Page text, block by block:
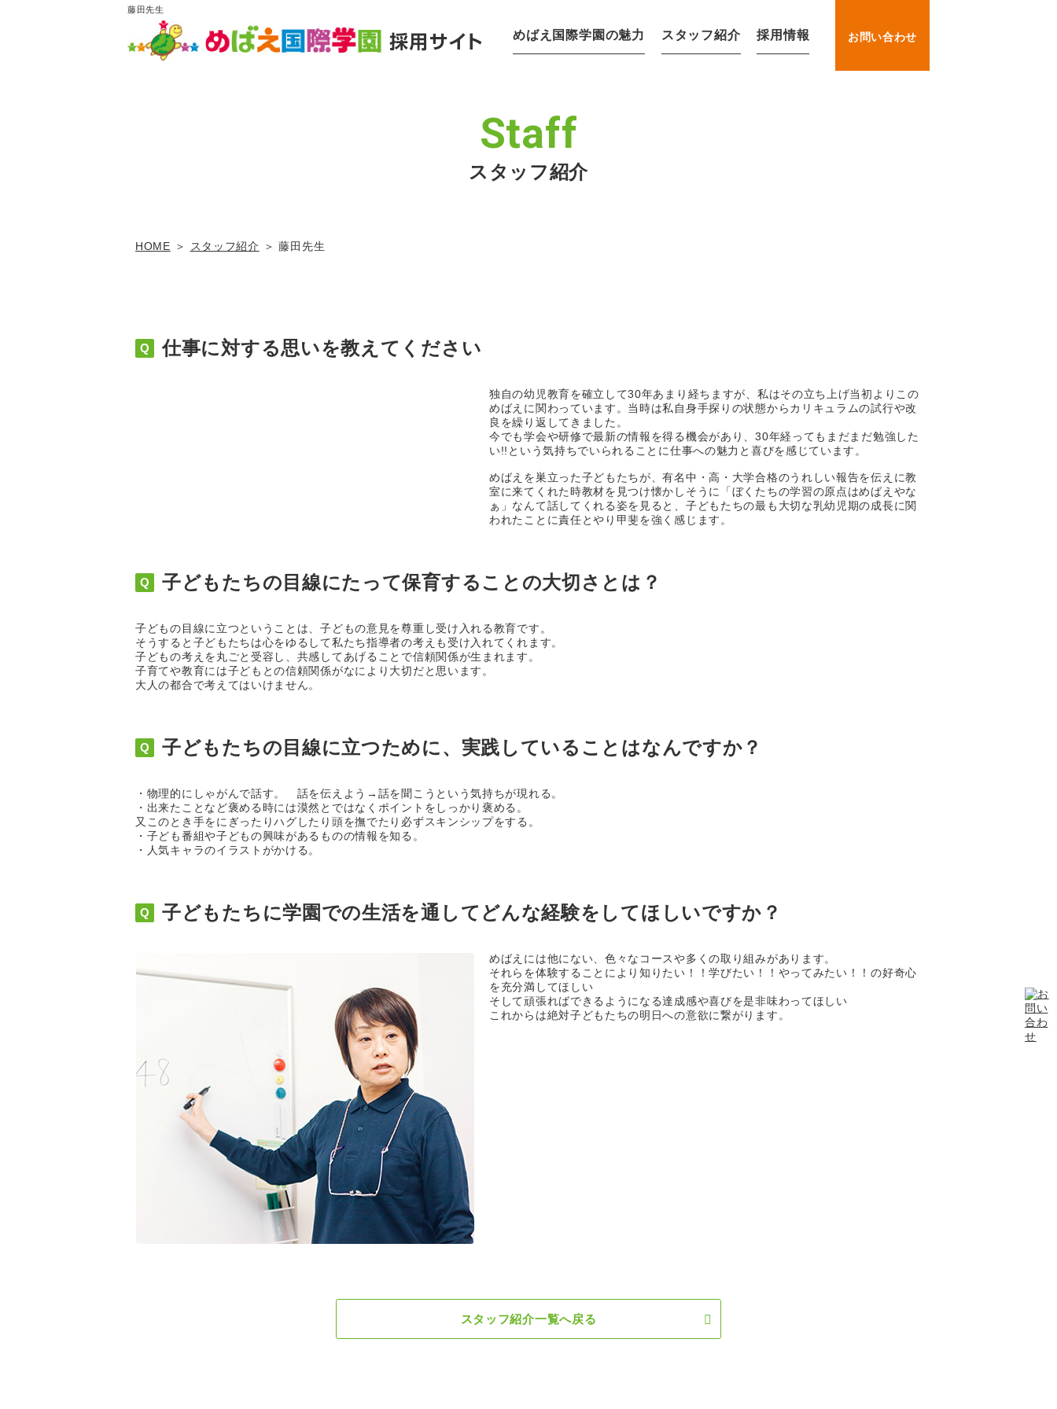
藤田先生
めばえ国際学園の魅力 スタッフ紹介 採用情報 お問い合わせ
Staff
スタッフ紹介
HOME スタッフ紹介 藤田先生
仕事に対する思いを教えてください
独自の幼児教育を確立して30年あまり経ちますが、私はその立ち上げ当初よりこの
めばえに関わっています。当時は私自身手探りの状態からカリキュラムの試行や改
良を繰り返してきました。
今でも学会や研修で最新の情報を得る機会があり、30年経ってもまだまだ勉強した
い!!という気持ちでいられることに仕事への魅力と喜びを感じています。
めばえを巣立った子どもたちが、有名中・高・大学合格のうれしい報告を伝えに教
室に来てくれた時教材を見つけ懐かしそうに「ぼくたちの学習の原点はめばえやな
ぁ」なんて話してくれる姿を見ると、子どもたちの最も大切な乳幼児期の成長に関
われたことに責任とやり甲斐を強く感じます。
子どもたちの目線にたって保育することの大切さとは？
子どもの目線に立つということは、子どもの意見を尊重し受け入れる教育です。
そうすると子どもたちは心をゆるして私たち指導者の考えも受け入れてくれます。
子どもの考えを丸ごと受容し、共感してあげることで信頼関係が生まれます。
子育てや教育には子どもとの信頼関係がなにより大切だと思います。
大人の都合で考えてはいけません。
子どもたちの目線に立つために、実践していることはなんですか？
・物理的にしゃがんで話す。 話を伝えよう→話を聞こうという気持ちが現れる。
・出来たことなど褒める時には漠然とではなくポイントをしっかり褒める。
又このとき手をにぎったりハグしたり頭を撫でたり必ずスキンシップをする。
・子ども番組や子どもの興味があるものの情報を知る。
・人気キャラのイラストがかける。
子どもたちに学園での生活を通してどんな経験をしてほしいですか？
めばえには他にない、色々なコースや多くの取り組みがあります。
それらを体験することにより知りたい！！学びたい！！やってみたい！！の好奇心
を充分満してほしい
そして頑張ればできるようになる達成感や喜びを是非味わってほしい
これからは絶対子どもたちの明日への意欲に繋がります。
スタッフ紹介一覧へ戻る